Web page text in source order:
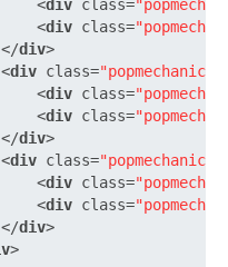
<div class=
<div class=
</div>
<div class="popmechanic-
<div class=
<div class=
</div>
<div class="popmechanic-
<div class=
<div class=
</div>
>